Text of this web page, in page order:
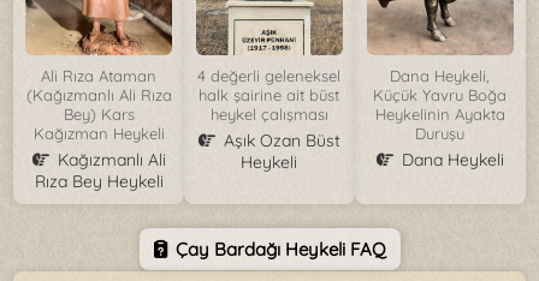
Ali Rıza Ataman
(Kağızmanlı Ali Rıza
Bey) Kars
Kağızman Heykeli
Kağızmanlı Ali
Rıza Bey Heykeli
4 değerli geleneksel
halk şairine ait büst
heykel çalışması
Aşık Ozan Büst
Heykeli
Dana Heykeli,
Küçük Yavru Boğa
Heykelinin Ayakta
Duruşu
Dana Heykeli
Çay Bardağı Heykeli FAQ